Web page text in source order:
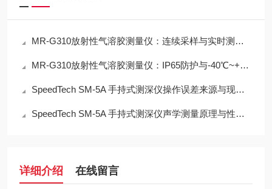
MR-G310放射性气溶胶测量仪：连续采样与实时测量一体化设计
MR-G310放射性气溶胶测量仪：IP65防护与-40℃~+50℃宽温工作能力
SpeedTech SM-5A 手持式测深仪操作误差来源与现场应用技术规范
SpeedTech SM-5A 手持式测深仪声学测量原理与性能分析
详细介绍 在线留言